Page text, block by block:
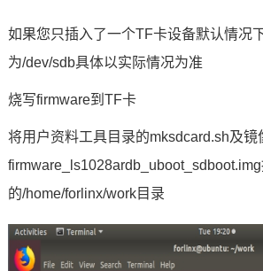
如果您只插入了一个TF卡设备默认情况
为/dev/sdb具体以实际情况为准
烧写firmware到TF卡
将用户资料工具目录的mksdcard.sh及镜
的/home/forlinx/work目录